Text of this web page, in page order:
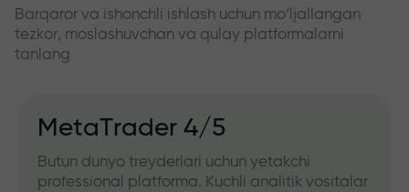
Barqaror va ishonchli ishlash uchun mo‘ljallangan
tezkor, moslashuvchan va qulay platformalarni
tanlang
MetaTrader 4/5
Butun dunyo treyderlari uchun yetakchi
professional platforma. Kuchli analitik vositalar